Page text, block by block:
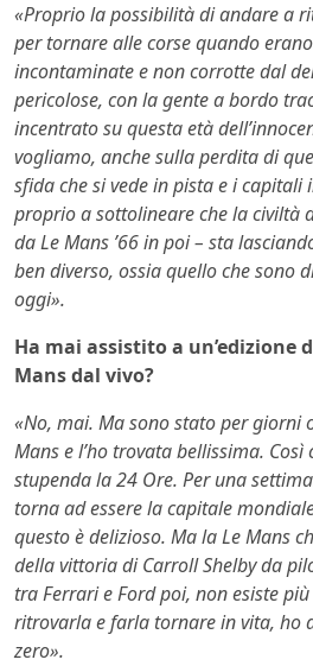
«Proprio la possibilità di andare a
per tornare alle corse quando
incontaminate e non corrotte dal
pericolose, con la gente a bordo
incentrato su questa età
vogliamo, anche sulla perdita di
sfida che si vede in pista e i capitali
proprio a sottolineare che la civiltà
da Le Mans ’66 in poi – sta
ben diverso, ossia quello che sono
oggi».
Ha mai assistito a un’edizione
Mans dal vivo?
«No, mai. Ma sono stato per giorni
Mans e l’ho trovata bellissima.
stupenda la 24 Ore. Per una
torna ad essere la capitale
questo è delizioso. Ma la Le Mans
della vittoria di Carroll Shelby da
tra Ferrari e Ford poi, non esiste
ritrovarla e farla tornare in vita, ho
zero».